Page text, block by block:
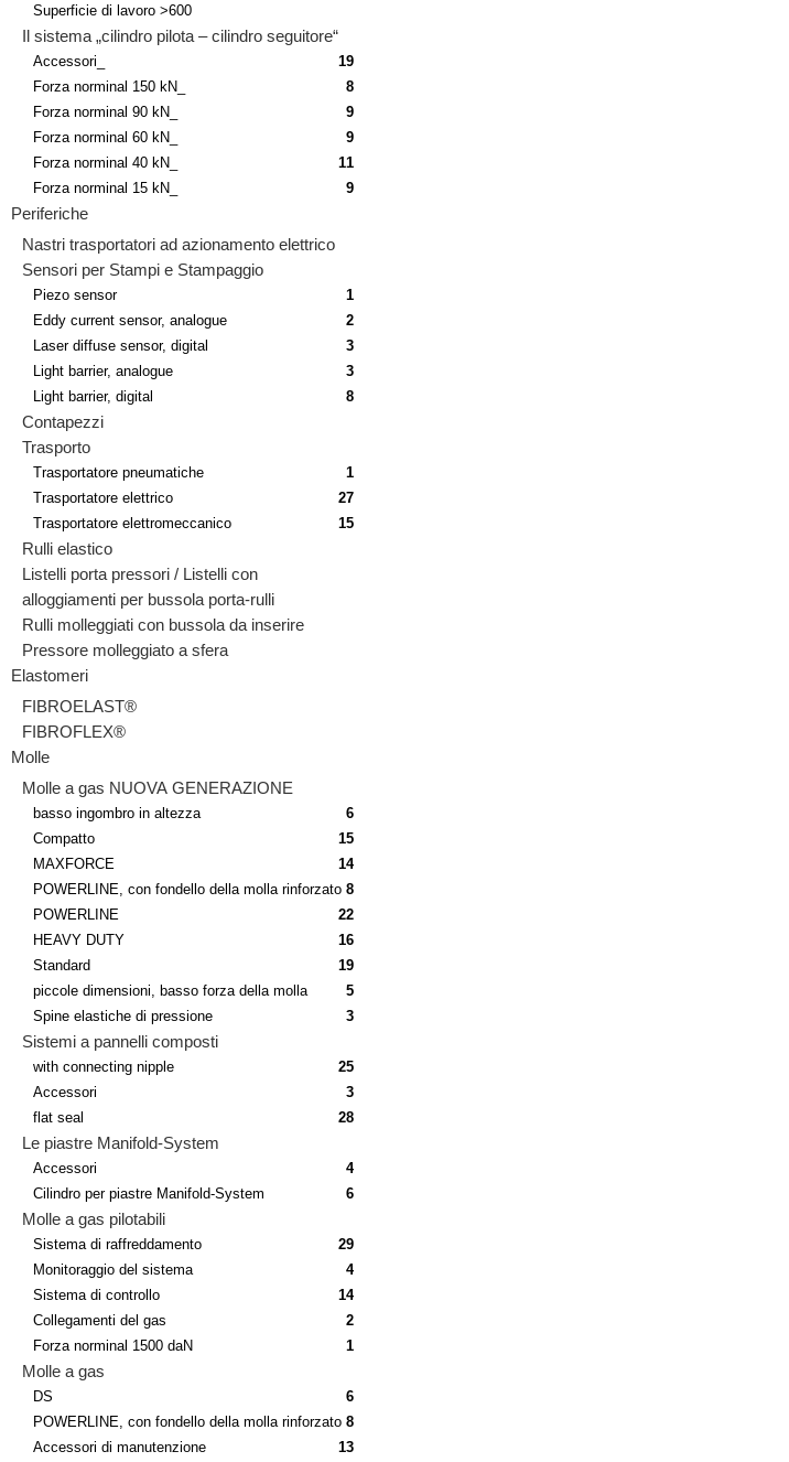
Superficie di lavoro >600
Il sistema „cilindro pilota – cilindro seguitore“
Accessori_
19
Forza norminal 150 kN_
8
Forza norminal 90 kN_
9
Forza norminal 60 kN_
9
Forza norminal 40 kN_
11
Forza norminal 15 kN_
9
Periferiche
Nastri trasportatori ad azionamento elettrico
Sensori per Stampi e Stampaggio
Piezo sensor
1
Eddy current sensor, analogue
2
Laser diffuse sensor, digital
3
Light barrier, analogue
3
Light barrier, digital
8
Contapezzi
Trasporto
Trasportatore pneumatiche
1
Trasportatore elettrico
27
Trasportatore elettromeccanico
15
Rulli elastico
Listelli porta pressori / Listelli con
alloggiamenti per bussola porta-rulli
Rulli molleggiati con bussola da inserire
Pressore molleggiato a sfera
Elastomeri
FIBROELAST®
FIBROFLEX®
Molle
Molle a gas NUOVA GENERAZIONE
basso ingombro in altezza
6
Compatto
15
MAXFORCE
14
POWERLINE, con fondello della molla rinforzato 8
POWERLINE
22
HEAVY DUTY
16
Standard
19
piccole dimensioni, basso forza della molla
5
Spine elastiche di pressione
3
Sistemi a pannelli composti
with connecting nipple
25
Accessori
3
flat seal
28
Le piastre Manifold-System
Accessori
4
Cilindro per piastre Manifold-System
6
Molle a gas pilotabili
Sistema di raffreddamento
29
Monitoraggio del sistema
4
Sistema di controllo
14
Collegamenti del gas
2
Forza norminal 1500 daN
1
Molle a gas
DS
6
POWERLINE, con fondello della molla rinforzato 8
Accessori di manutenzione
13